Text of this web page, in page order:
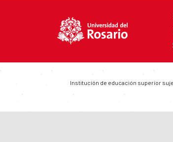
Institución de educación superior